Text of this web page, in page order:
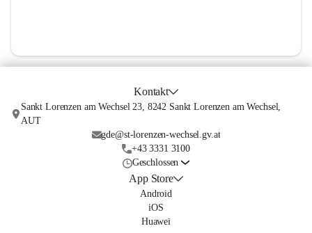
Kontakt
Sankt Lorenzen am Wechsel 23, 8242 Sankt Lorenzen am Wechsel,
AUT
gde@st-lorenzen-wechsel.gv.at
+43 3331 3100
Geschlossen
App Store
Android
iOS
Huawei